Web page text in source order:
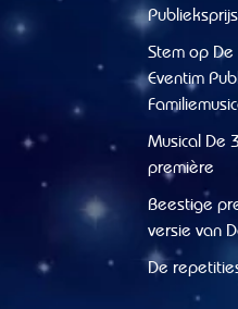
Stem op
Eventim
Musical De
première
Beestige
versie van
De